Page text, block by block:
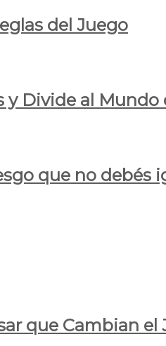
del Juego
y Divide al Mundo
que no debés
que Cambian el